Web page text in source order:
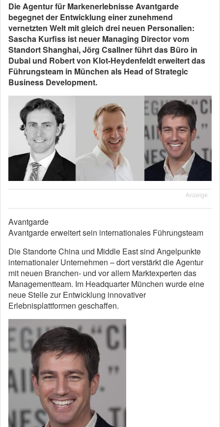
Die Agentur für Markenerlebnisse Avantgarde
begegnet der Entwicklung einer zunehmend
vernetzten Welt mit gleich drei neuen Personalien:
Sascha Kurfiss ist neuer Managing Director vom
Standort Shanghai, Jörg Csallner führt das Büro in
Dubai und Robert von Klot-Heydenfeldt erweitert das
Führungsteam in München als Head of Strategic
Business Development.
Anzeige
Avantgarde
Avantgarde erweitert sein internationales Führungsteam
Die Standorte China und Middle East sind Angelpunkte
internationaler Unternehmen – dort verstärkt die Agentur
mit neuen Branchen- und vor allem Marktexperten das
Managementteam. Im Headquarter München wurde eine
neue Stelle zur Entwicklung innovativer
Erlebnisplattformen geschaffen.